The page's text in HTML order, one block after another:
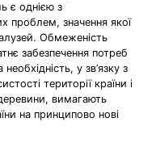
є однією з
проблем, значення якої
Обмеженість
забезпечення потреб
у зв’язку з
території країни і
вимагають
на принципово нові